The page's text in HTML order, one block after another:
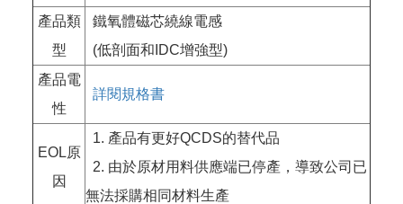
產品類
型
鐵氧體磁芯繞線電感
(低剖面和IDC增強型)
產品電
性
詳閱規格書
EOL原
因
1. 產品有更好QCDS的替代品
2. 由於原材用料供應端已停產，導致公司已
無法採購相同材料生產